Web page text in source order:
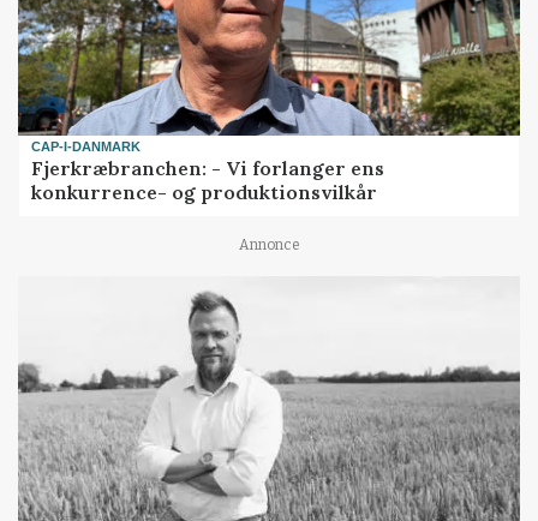
CAP-I-DANMARK
Fjerkræbranchen: - Vi forlanger ens
konkurrence- og produktionsvilkår
Annonce